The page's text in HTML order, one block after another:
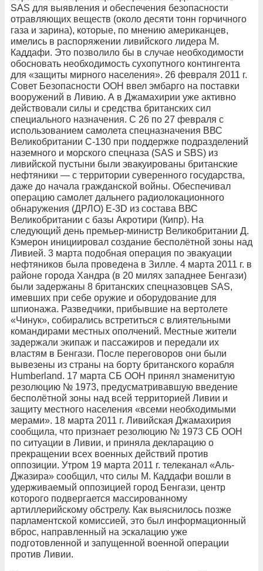
SAS для выявления и обеспечения безопасности
отравляющих веществ (около десяти тонн горчичного
газа и зарина), которые, по мнению американцев,
имелись в распоряжении ливийского лидера М.
Каддафи. Это позволило бы в случае необходимости
обосновать необходимость сухопутного контингента
для «защиты мирного населения». 26 февраля 2011 г.
Совет Безопасности ООН ввел эмбарго на поставки
вооружений в Ливию. А в Джамахирии уже активно
действовали силы и средства британских сил
специального назначения. С 26 по 27 февраля с
использованием самолета спецназначения ВВС
Великобритании С-130 при поддержке подразделений
наземного и морского спецназа (SAS и SBS) из
ливийской пустыни были эвакуированы британские
нефтяники — с территории суверенного государства,
даже до начала гражданской войны. Обеспечивал
операцию самолет дальнего радиолокационного
обнаружения (ДРЛО) E-3D из состава ВВС
Великобритании с базы Акротири (Кипр). На
следующий день премьер-министр Великобритании Д.
Кэмерон инициировал создание бесполётной зоны над
Ливией. 3 марта подобная операция по эвакуации
нефтяников была проведена в Зилле. 4 марта 2011 г. в
районе города Хандра (в 20 милях западнее Бенгази)
были задержаны 8 британских спецназовцев SAS,
имевших при себе оружие и оборудование для
шпионажа. Разведчики, прибывшие на вертолете
«Чинук», собирались встретиться с влиятельными
командирами местных ополчений. Местные жители
задержали экипаж и пассажиров и передали их
властям в Бенгази. После переговоров они были
вывезены из страны на борту британского корабля
Humberland. 17 марта СБ ООН принял знаменитую
резолюцию № 1973, предусматривавшую введение
бесполётной зоны над всей территорией Ливии и
защиту местного населения «всеми необходимыми
мерами». 18 марта 2011 г. Ливийская Джамахирия
сообщила, что признает резолюцию № 1973 СБ ООН
по ситуации в Ливии, и приняла декларацию о
прекращении всех военных действий против
оппозиции. Утром 19 марта 2011 г. телеканал «Аль-
Джазира» сообщил, что силы М. Каддафи вошли в
удерживаемый оппозицией город Бенгази, центр
которого подвергается массированному
артиллерийскому обстрелу. Как выяснилось позже
парламентской комиссией, это был информационный
вброс, направленный на эскалацию уже
подготовленной и запущенной военной операции
против Ливии.